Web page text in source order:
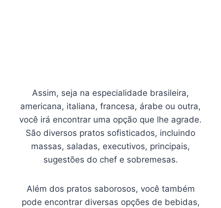
Assim, seja na especialidade brasileira,
americana, italiana, francesa, árabe ou outra,
você irá encontrar uma opção que lhe agrade.
São diversos pratos sofisticados, incluindo
massas, saladas, executivos, principais,
sugestões do chef e sobremesas.
Além dos pratos saborosos, você também
pode encontrar diversas opções de bebidas,